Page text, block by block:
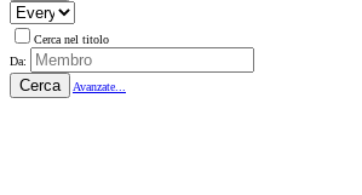
Cerca nel titolo
Da:
Cerca Avanzate...